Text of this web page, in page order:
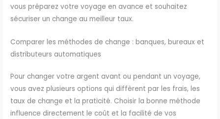
vous préparez votre voyage en avance et souhaitez
sécuriser un change au meilleur taux.
Comparer les méthodes de change : banques, bureaux et
distributeurs automatiques
Pour changer votre argent avant ou pendant un voyage,
vous avez plusieurs options qui diffèrent par les frais, les
taux de change et la praticité. Choisir la bonne méthode
influence directement le coût et la facilité de vos